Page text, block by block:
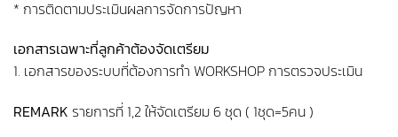
* การติดตามประเมินผลการจัดการปัญหา
เอกสารเฉพาะที่ลูกค้าต้องจัดเตรียม
1. เอกสารของระบบที่ต้องการทำ WORKSHOP การตรวจประเมิน
REMARK รายการที่ 1,2 ให้จัดเตรียม 6 ชุด ( 1ชุด=5คน )